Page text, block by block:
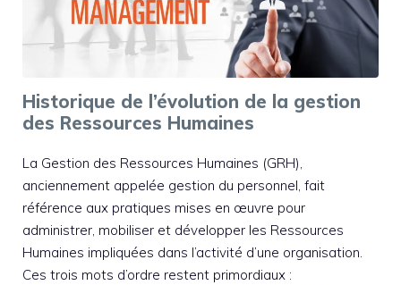
Historique de l’évolution de la gestion
des Ressources Humaines
La Gestion des Ressources Humaines (GRH),
anciennement appelée gestion du personnel, fait
référence aux pratiques mises en œuvre pour
administrer, mobiliser et développer les Ressources
Humaines impliquées dans l’activité d’une organisation.
Ces trois mots d’ordre restent primordiaux :